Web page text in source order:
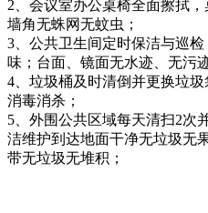
2、会议室办公桌椅全面擦拭
墙角无蛛网无蚊虫；
3、公共卫生间定时保洁与巡
味；台面、镜面无水迹、无污
4、垃圾桶及时清倒并更换垃
消毒消杀；
5、外围公共区域每天清扫2次
洁维护到达地面干净无垃圾无
带无垃圾无堆积；